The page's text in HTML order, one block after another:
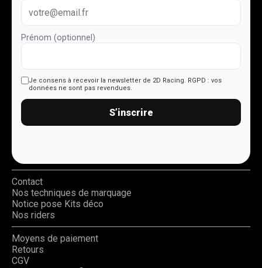
Prénom (optionnel)
Je consens à recevoir la newsletter de 2D Racing. RGPD : vos
données ne sont pas revendues.
S’inscrire
Contact
Nos techniques de marquage
Notice pose Kits déco
Nos riders
Moyens de paiement
Retours
CGV